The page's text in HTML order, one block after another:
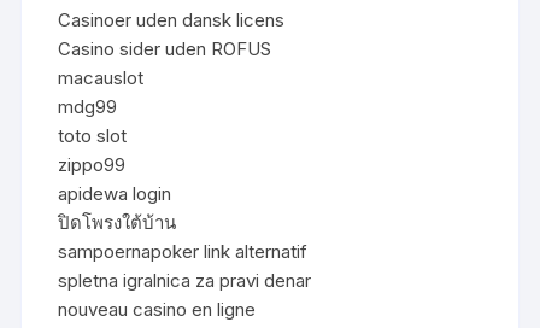
Casinoer uden dansk licens
Casino sider uden ROFUS
macauslot
mdg99
toto slot
zippo99
apidewa login
ปิดโพรงใต้บ้าน
sampoernapoker link alternatif
spletna igralnica za pravi denar
nouveau casino en ligne